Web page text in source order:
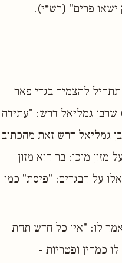
ישאו פרים" (רש״י).
להצמיח בגדי פאר
גמליאל דרש: "עתידה
גמליאל דרש זאת מהכתוב
מוכן: בר הוא מזון
על הבגדים: "פיסת" כמו
לו: "אין כל חדש תחת
כמהין ופטריות -